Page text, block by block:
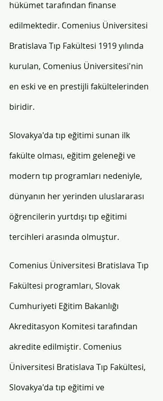
hükümet tarafından finanse
edilmektedir. Comenius Üniversitesi
Bratislava Tıp Fakültesi 1919 yılında
kurulan, Comenius Üniversitesi'nin
en eski ve en prestijli fakültelerinden
biridir.
Slovakya'da tıp eğitimi sunan ilk
fakülte olması, eğitim geleneği ve
modern tıp programları nedeniyle,
dünyanın her yerinden uluslararası
öğrencilerin yurtdışı tıp eğitimi
tercihleri arasında olmuştur.
Comenius Üniversitesi Bratislava Tıp
Fakültesi programları, Slovak
Cumhuriyeti Eğitim Bakanlığı
Akreditasyon Komitesi tarafından
akredite edilmiştir. Comenius
Üniversitesi Bratislava Tıp Fakültesi,
Slovakya'da tıp eğitimi ve